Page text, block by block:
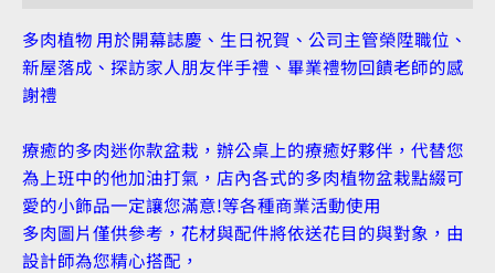
多肉植物 用於開幕誌慶、生日祝賀、公司主管榮陞職位、
新屋落成、探訪家人朋友伴手禮、畢業禮物回饋老師的感
謝禮
療癒的多肉迷你款盆栽，辦公桌上的療癒好夥伴，代替您
為上班中的他加油打氣，店內各式的多肉植物盆栽點綴可
愛的小飾品一定讓您滿意!等各種商業活動使用
多肉圖片僅供參考，花材與配件將依送花目的與對象，由
設計師為您精心搭配，